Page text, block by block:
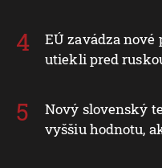
EÚ zavádza
utiekli pred
Nový slovenský
vyššiu hodnotu,